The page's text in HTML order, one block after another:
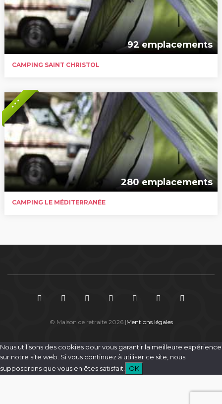
92 emplacements
CAMPING SAINT CHRISTOL
* * *
280 emplacements
CAMPING LE MÉDITERRANÉE
© Maison de retraite 2026 |Mentions légales
Nous utilisons des cookies pour vous garantir la meilleure expérience
sur notre site web. Si vous continuez à utiliser ce site, nous
supposerons que vous en êtes satisfait.
OK